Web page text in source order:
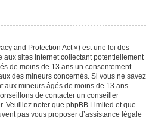
and Protection Act ») est une loi des
aux sites internet collectant potentiellement
de moins de 13 ans un consentement
des mineurs concernés. Si vous ne savez
aux mineurs âgés de moins de 13 ans
de contacter un conseiller
Veuillez noter que phpBB Limited et que
pas vous proposer d’assistance légale